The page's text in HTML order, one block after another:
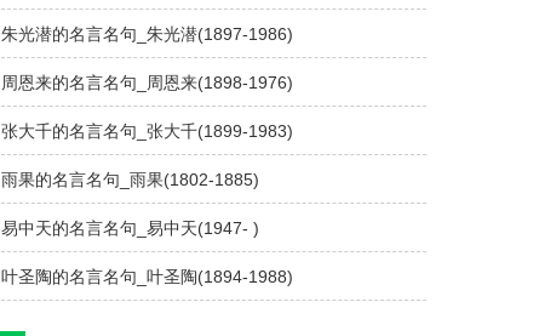
朱光潜的名言名句_朱光潜(1897-1986)
周恩来的名言名句_周恩来(1898-1976)
张大千的名言名句_张大千(1899-1983)
雨果的名言名句_雨果(1802-1885)
易中天的名言名句_易中天(1947- )
叶圣陶的名言名句_叶圣陶(1894-1988)